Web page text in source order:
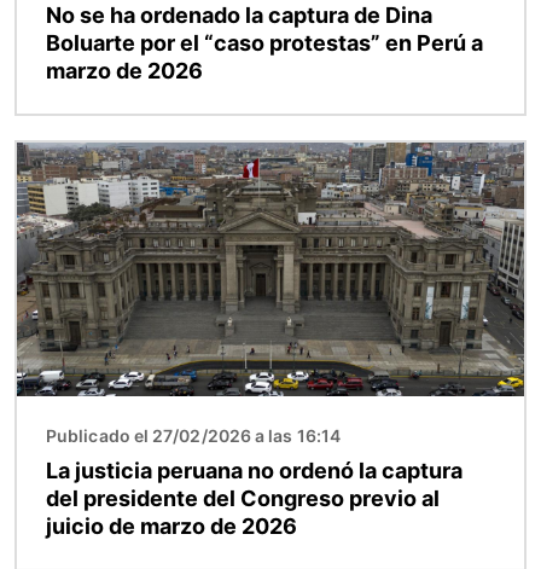
No se ha ordenado la captura de Dina
Boluarte por el “caso protestas” en Perú a
marzo de 2026
Imagen
Publicado el 27/02/2026 a las 16:14
La justicia peruana no ordenó la captura
del presidente del Congreso previo al
juicio de marzo de 2026